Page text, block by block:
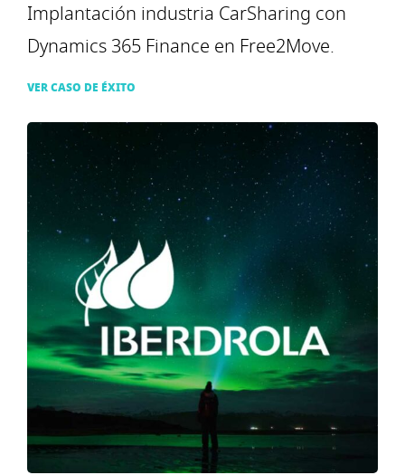
Implantación industria CarSharing con
Dynamics 365 Finance en Free2Move.
VER CASO DE ÉXITO